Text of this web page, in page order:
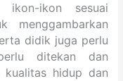
ikon-ikon sesuai
menggambarkan
didik juga perlu
ditekan dan
kualitas hidup dan